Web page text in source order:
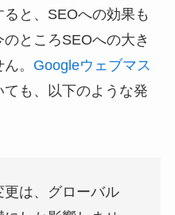
と、SEOへの効果も
ところSEOへの大き
。 Googleウェブマス
ても、以下のような発
更は、グローバル